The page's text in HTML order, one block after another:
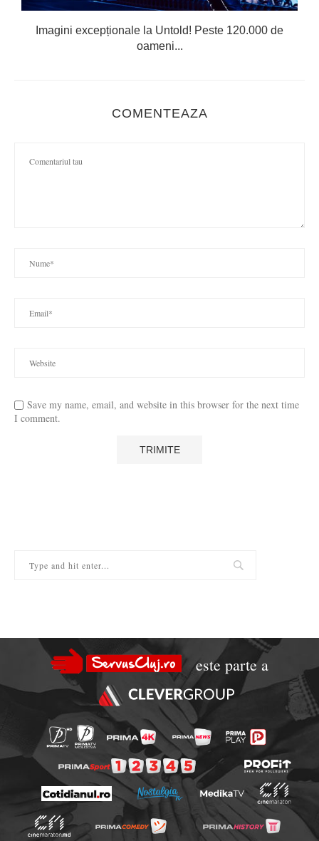
Imagini excepționale la Untold! Peste 120.000 de
oameni...
COMENTEAZA
Save my name, email, and website in this browser for the next time
I comment.
este parte a